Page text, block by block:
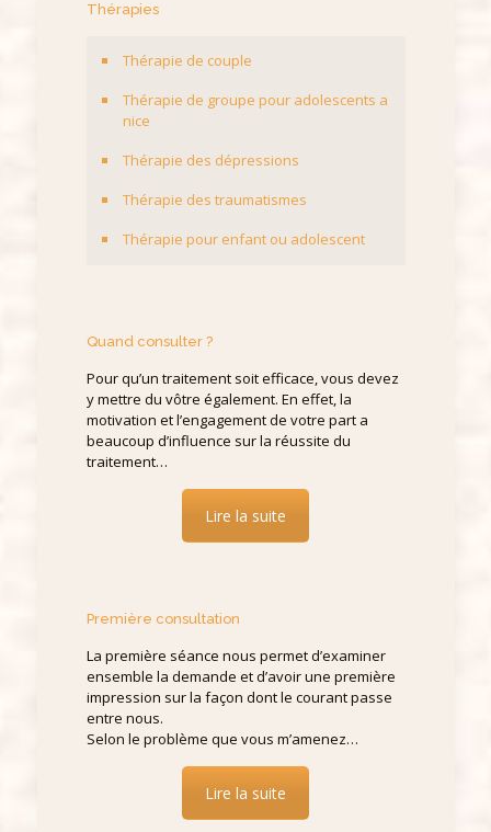
Thérapies
Thérapie de couple
Thérapie de groupe pour adolescents a
nice
Thérapie des dépressions
Thérapie des traumatismes
Thérapie pour enfant ou adolescent
Quand consulter ?
Pour qu’un traitement soit efficace, vous devez
y mettre du vôtre également. En effet, la
motivation et l’engagement de votre part a
beaucoup d’influence sur la réussite du
traitement…
Lire la suite
Première consultation
La première séance nous permet d’examiner
ensemble la demande et d’avoir une première
impression sur la façon dont le courant passe
entre nous.
Selon le problème que vous m’amenez…
Lire la suite